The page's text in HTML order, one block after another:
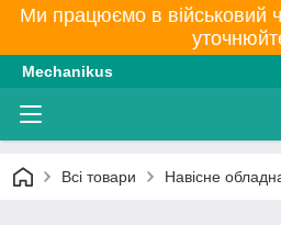
Ми працюємо в військовий
Mechanikus
Всі товари Навісне